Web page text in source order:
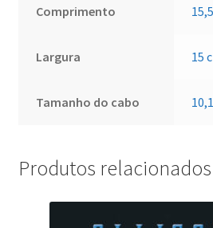
Comprimento
Largura 15
Tamanho do cabo
Produtos relacionados